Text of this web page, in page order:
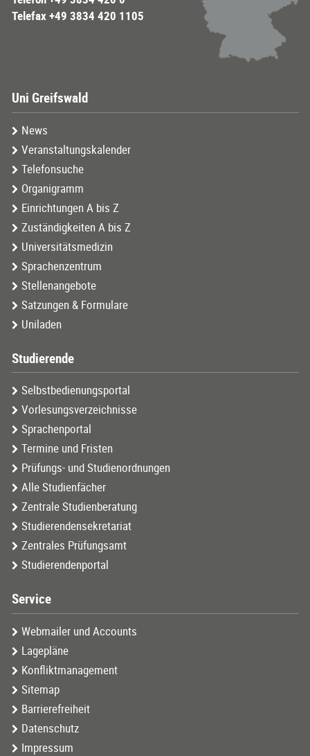
Telefax +49 3834 420 1105
Uni Greifswald
News
Veranstaltungskalender
Telefonsuche
Organigramm
Einrichtungen A bis Z
Zuständigkeiten A bis Z
Universitätsmedizin
Sprachenzentrum
Stellenangebote
Satzungen & Formulare
Uniladen
Studierende
Selbstbedienungsportal
Vorlesungsverzeichnisse
Sprachenportal
Termine und Fristen
Prüfungs- und Studienordnungen
Alle Studienfächer
Zentrale Studienberatung
Studierendensekretariat
Zentrales Prüfungsamt
Studierendenportal
Service
Webmailer und Accounts
Lagepläne
Konfliktmanagement
Sitemap
Barrierefreiheit
Datenschutz
Impressum